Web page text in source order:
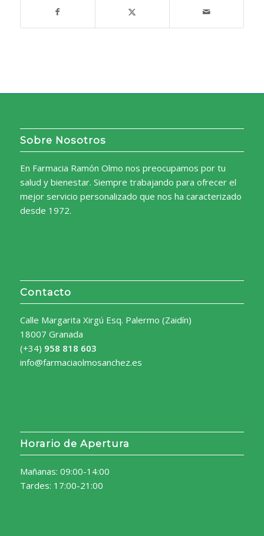
Sobre Nosotros
En Farmacia Ramón Olmo nos preocupamos por tu
salud y bienestar. Siempre trabajando para ofrecer el
mejor servicio personalizado que nos ha caracterizado
desde 1972.
Contacto
Calle Margarita Xirgú Esq. Palermo (Zaidín)
18007 Granada
(+34) 958 818 603
info@farmaciaolmosanchez.es
Horario de Apertura
Mañanas: 09:00-14:00
Tardes: 17:00-21:00